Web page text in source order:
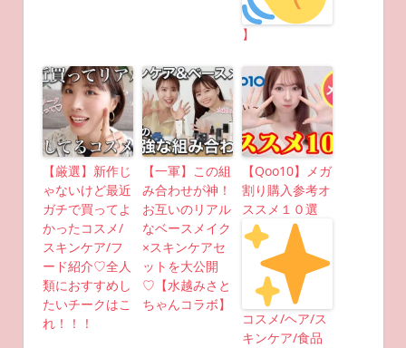
】
【厳選】新作じ
ゃないけど最近
ガチで買ってよ
かったコスメ/
スキンケア/フ
ード紹介♡全人
類におすすめし
たいチークはこ
れ！！！
【一軍】この組
み合わせが神！
お互いのリアル
なベースメイク
×スキンケアセ
ットを大公開
♡【水越みさと
ちゃんコラボ】
【Qoo10】メガ
割り購入参考オ
ススメ１０選
コスメ/ヘア/ス
キンケア/食品